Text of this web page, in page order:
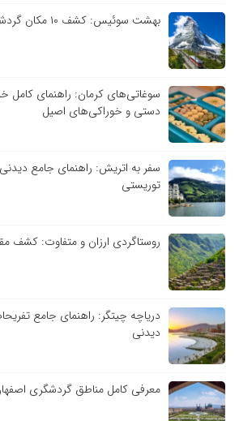
بهشت سوئیس: کشف ۱۰ مکان گردشگری و دیدنی برتر
سوغاتی‌های کرمان: راهنمای کامل
دستی و خوراکی‌های اصیل
سفر به اتریش: راهنمای جامع
توریستی
روستاگردی ارزان و متفاوت: کشف
دریاچه چیتگر: راهنمای جامع
دیدنی
معرفی کامل مناطق گردشگری